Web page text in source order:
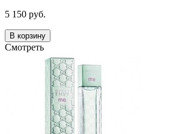
5 150 руб.
В корзину
Смотреть